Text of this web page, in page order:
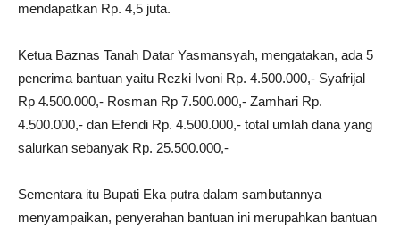
mendapatkan Rp. 4,5 juta.
Ketua Baznas Tanah Datar Yasmansyah, mengatakan, ada 5
penerima bantuan yaitu Rezki Ivoni Rp. 4.500.000,- Syafrijal
Rp 4.500.000,- Rosman Rp 7.500.000,- Zamhari Rp.
4.500.000,- dan Efendi Rp. 4.500.000,- total umlah dana yang
salurkan sebanyak Rp. 25.500.000,-
Sementara itu Bupati Eka putra dalam sambutannya
menyampaikan, penyerahan bantuan ini merupahkan bantuan